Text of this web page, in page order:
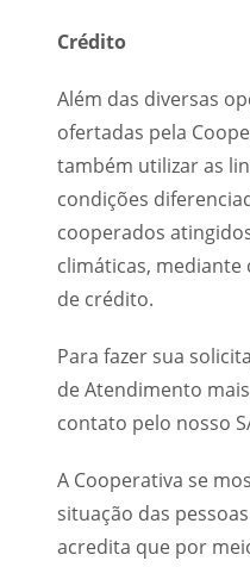
Crédito
Além das diversas
ofertadas pela
também utilizar as
condições
cooperados
climáticas, mediante
de crédito.
Para fazer sua
de Atendimento
contato pelo nosso
A Cooperativa se
situação das
acredita que por